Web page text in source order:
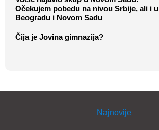
Očekujem pobedu na nivou Srbije, ali i u
Beogradu i Novom Sadu
Čija je Jovina gimnazija?
Najnovije